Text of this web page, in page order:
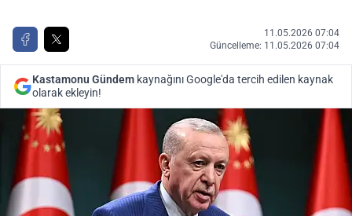
11.05.2026 07:04
Güncelleme: 11.05.2026 07:04
Kastamonu Gündem kaynağını Google'da tercih edilen kaynak
olarak ekleyin!